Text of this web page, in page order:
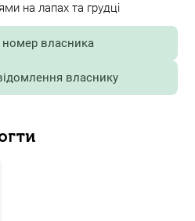
на лапах та грудці
номер власника
власнику